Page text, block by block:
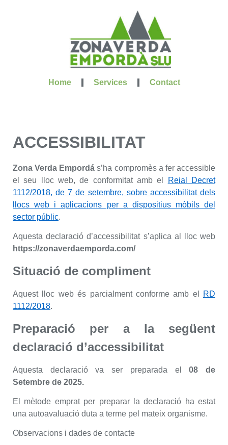
Home Services Contact
ACCESSIBILITAT
Zona Verda Empordá s’ha compromès a fer accessible
el seu lloc web, de conformitat amb el
Reial Decret
1112/2018, de 7 de setembre, sobre accessibilitat dels
llocs web i aplicacions per a dispositius mòbils del
sector públic.
Aquesta declaració d’accessibilitat s’aplica al lloc web
https://zonaverdaemporda.com/
Situació de compliment
Aquest lloc web és parcialment conforme amb el
RD
1112/2018.
Preparació per a la següent
declaració d’accessibilitat
Aquesta declaració va ser preparada el08 de
Setembre de 2025.
El mètode emprat per preparar la declaració ha estat
una autoavaluació duta a terme pel mateix organisme.
Observacions i dades de contacte